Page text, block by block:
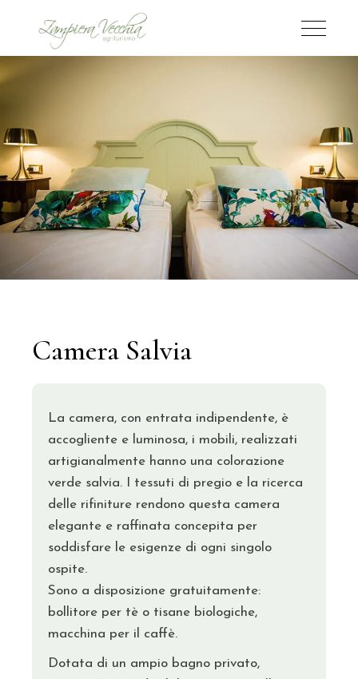
Camera Salvia
La camera, con entrata indipendente, è
accogliente e luminosa, i mobili, realizzati
artigianalmente hanno una colorazione
verde salvia. I tessuti di pregio e la ricerca
delle rifiniture rendono questa camera
elegante e raffinata concepita per
soddisfare le esigenze di ogni singolo
ospite.
Sono a disposizione gratuitamente:
bollitore per tè o tisane biologiche,
macchina per il caffè.
Dotata di un ampio bagno privato,